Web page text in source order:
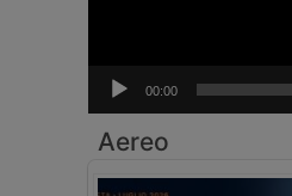
00:00
Aereo